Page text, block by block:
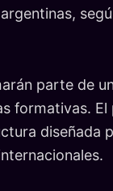
parte de
formativas.
diseñada